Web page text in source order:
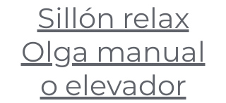
Sillón relax
Olga manual
o elevador